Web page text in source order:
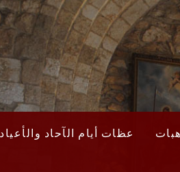
عظات أيام الآحاد والأعياد